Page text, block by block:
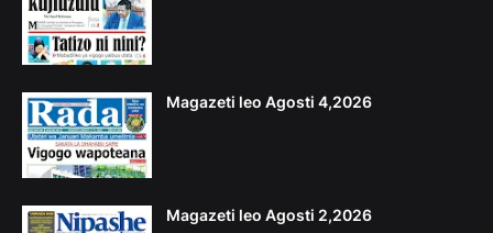
Magazeti leo Agosti 4,2026
Magazeti leo Agosti 2,2026